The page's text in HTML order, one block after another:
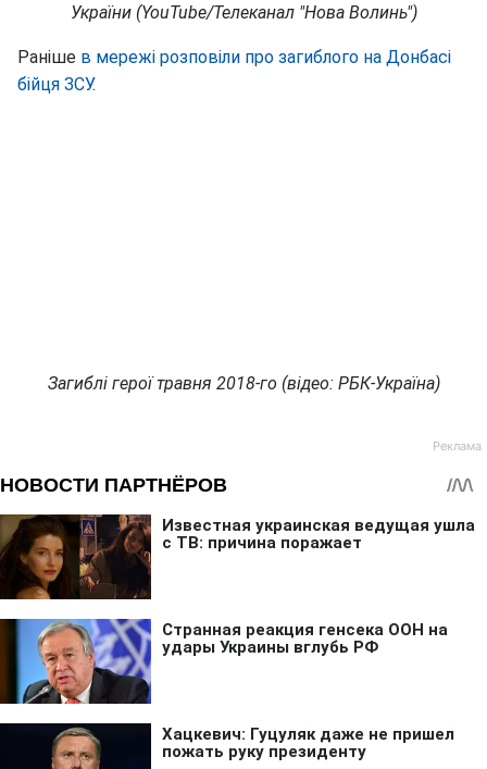
України (YouTube/Телеканал "Нова Волинь")
Раніше в мережі розповіли про загиблого на Донбасі
бійця ЗСУ.
Загиблі герої травня 2018-го (відео: РБК-Україна)